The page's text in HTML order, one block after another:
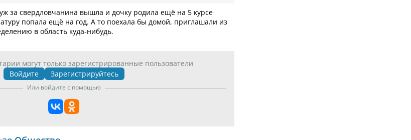
за свердловчанина вышла и дочку родила ещё на 5 курсе
попала ещё на год. А то поехала бы домой, приглашали из
в область куда-нибудь.
могут только зарегистрированные пользователи
Войдите
Зарегистрируйтесь
Или войдите с помощью